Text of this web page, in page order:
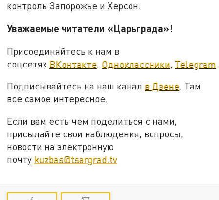
контроль Запорожье и Херсон.
Уважаемые читатели «Царьграда»!
Присоединяйтесь к нам в
соцсетях ВКонтакте, Одноклассники, Telegram.
Подписывайтесь на наш канал в Дзене. Там
все самое интересное.
Если вам есть чем поделиться с нами,
присылайте свои наблюдения, вопросы,
новости на электронную
почту kuzbas@tsargrad.tv